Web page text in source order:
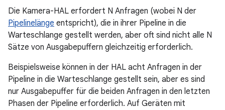
Die Kamera-HAL erfordert N Anfragen (wobei N der
Pipelinelänge entspricht), die in ihrer Pipeline in die
Warteschlange gestellt werden, aber oft sind nicht alle N
Sätze von Ausgabepuffern gleichzeitig erforderlich.
Beispielsweise können in der HAL acht Anfragen in der
Pipeline in die Warteschlange gestellt sein, aber es sind
nur Ausgabepuffer für die beiden Anfragen in den letzten
Phasen der Pipeline erforderlich. Auf Geräten mit